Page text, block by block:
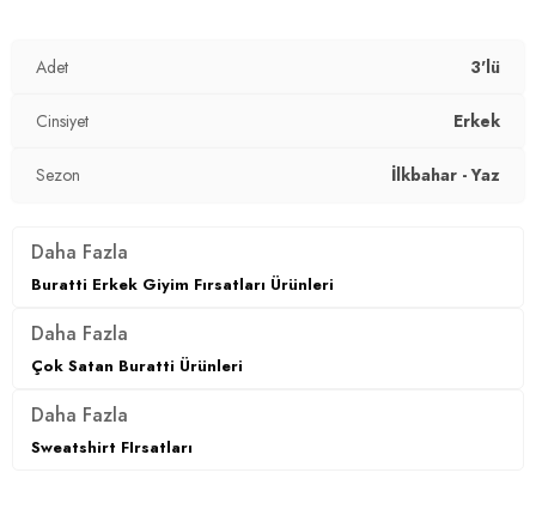
7DS15902434S3.6217
Adet 3'lü
Cinsiyet Erkek
Sezon İlkbahar - Yaz
Daha Fazla
Buratti Erkek Giyim Fırsatları Ürünleri
Daha Fazla
Çok Satan Buratti Ürünleri
Daha Fazla
Sweatshirt FIrsatları